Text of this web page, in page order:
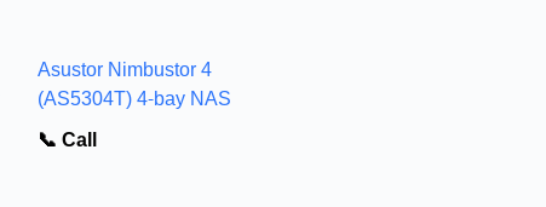
Asustor Nimbustor 4
(AS5304T) 4-bay NAS
📞 Call